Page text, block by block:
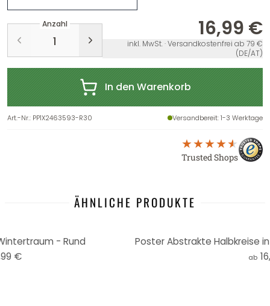
Anzahl 16,99 €
inkl. MwSt. · Versandkostenfrei ab 79 €
(DE/AT)
In den Warenkorb
Art.-Nr.: PP1X2463593-R30 Versandbereit: 1-3 Werktage
Trusted Shops
ÄHNLICHE PRODUKTE
- Rund
€
ab